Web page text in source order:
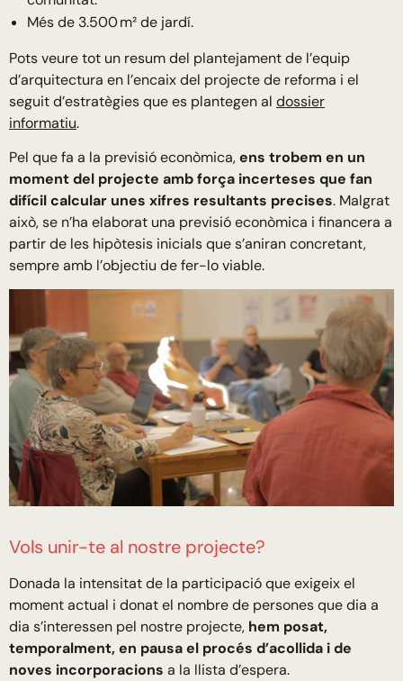
Més de 3.500 m² de jardí.
Pots veure tot un resum del plantejament de l’equip
d’arquitectura en l’encaix del projecte de reforma i el
seguit d’estratègies que es plantegen al dossier
informatiu.
Pel que fa a la previsió econòmica,ens trobem en un
moment del projecte amb força incerteses que fan
difícil calcular unes xifres resultants precises. Malgrat
això, se n’ha elaborat una previsió econòmica i financera a
partir de les hipòtesis inicials que s’aniran concretant,
sempre amb l’objectiu de fer-lo viable.
Vols unir-te al nostre projecte?
Donada la intensitat de la participació que exigeix el
moment actual i donat el nombre de persones que dia a
dia s’interessen pel nostre projecte, hem posat,
temporalment, en pausa el procés d’acollida i de
noves incorporacions a la llista d’espera.